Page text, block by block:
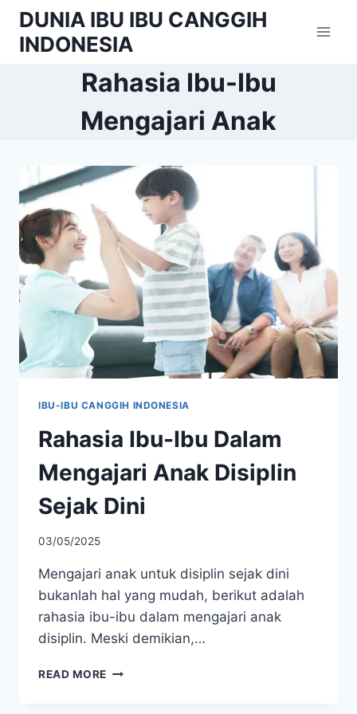
Skip
content
DUNIA IBU IBU CANGGIH
INDONESIA
Rahasia Ibu-Ibu
Mengajari Anak
IBU-IBU CANGGIH INDONESIA
Rahasia Ibu-Ibu Dalam
Mengajari Anak Disiplin
Sejak Dini
03/05/2025
Mengajari anak untuk disiplin sejak dini
bukanlah hal yang mudah, berikut adalah
rahasia ibu-ibu dalam mengajari anak
disiplin. Meski demikian,…
READ MORE RAHASIA